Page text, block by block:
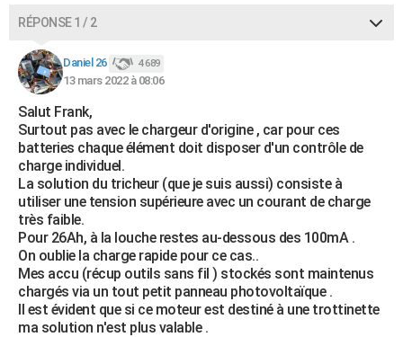
Bricolage
Lifestyle
Culture
Sport
Auto
Television
Voyage
Cinema
RÉPONSE 1 / 2
Daniel 26 4 689
13 mars 2022 à 08:06
Salut Frank,
Surtout pas avec le chargeur d'origine , car pour ces
batteries chaque élément doit disposer d'un contrôle de
charge individuel.
La solution du tricheur (que je suis aussi) consiste à
utiliser une tension supérieure avec un courant de charge
très faible.
Pour 26Ah, à la louche restes au-dessous des 100mA .
On oublie la charge rapide pour ce cas..
Mes accu (récup outils sans fil ) stockés sont maintenus
chargés via un tout petit panneau photovoltaïque .
Il est évident que si ce moteur est destiné à une trottinette
ma solution n'est plus valable .